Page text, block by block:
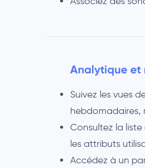
Analytique et
Suivez les vues
hebdomadaires,
Consultez la
les attributs
Accédez à un